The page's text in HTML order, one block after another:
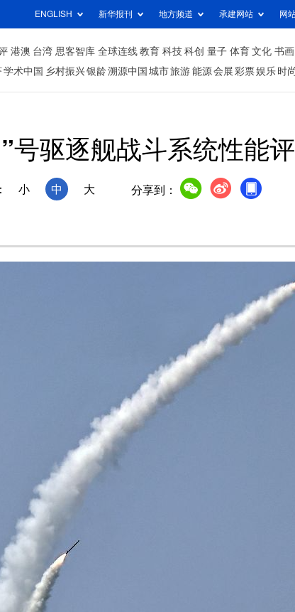
ENGLISH 新华报刊 地方频道 承建网站 网
港澳 台湾 思客智库 全球连线 教育 科技 科创 量子 体育 文化 书画
学术中国 乡村振兴银龄溯源中国 城市旅游 能源 会展 彩票娱乐 时尚
号驱逐舰战斗系统性能
小 中 大 分享到：